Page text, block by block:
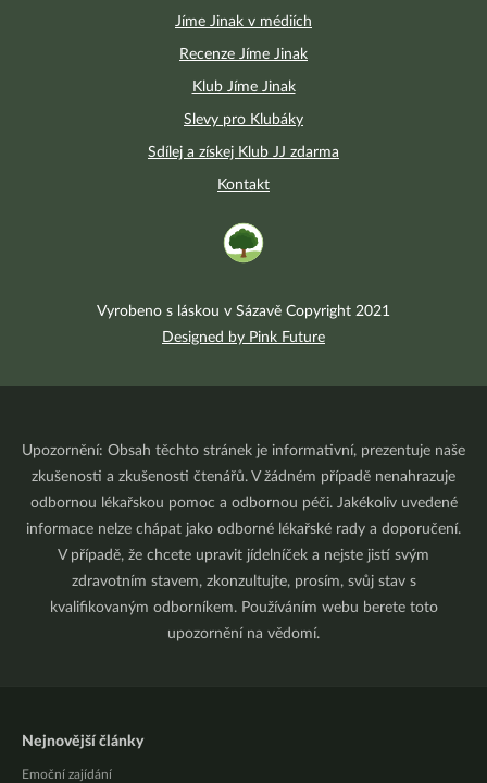
Jíme Jinak v médiích
Recenze Jíme Jinak
Klub Jíme Jinak
Slevy pro Klubáky
Sdílej a získej Klub JJ zdarma
Kontakt
Vyrobeno s láskou v Sázavě Copyright 2021
Designed by Pink Future
Upozornění: Obsah těchto stránek je informativní, prezentuje naše
zkušenosti a zkušenosti čtenářů. V žádném případě nenahrazuje
odbornou lékařskou pomoc a odbornou péči. Jakékoliv uvedené
informace nelze chápat jako odborné lékařské rady a doporučení.
V případě, že chcete upravit jídelníček a nejste jistí svým
zdravotním stavem, zkonzultujte, prosím, svůj stav s
kvalifikovaným odborníkem. Používáním webu berete toto
upozornění na vědomí.
Nejnovější články
Emoční zajídání